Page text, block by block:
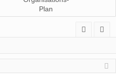
Plan
m
ist